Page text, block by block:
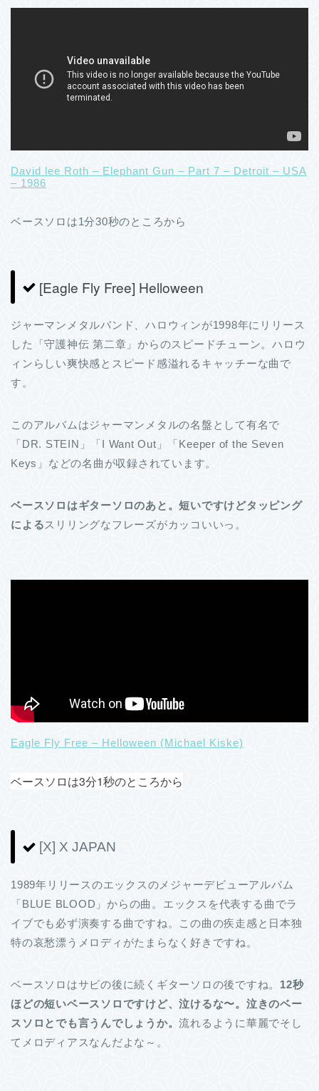
David lee Roth – Elephant Gun – Part 7 – Detroit – USA
– 1986
ベースソロは1分30秒のところから
[Eagle Fly Free] Helloween
ジャーマンメタルバンド、ハロウィンが1998年にリリース
した「守護神伝 第二章」からのスピードチューン。ハロウ
ィンらしい爽快感とスピード感溢れるキャッチーな曲で
す。
このアルバムはジャーマンメタルの名盤として有名で
「DR. STEIN」「I Want Out」「Keeper of the Seven
Keys」などの名曲が収録されています。
ベースソロはギターソロのあと。短いですけどタッピング
によるスリリングなフレーズがカッコいいっ。
Eagle Fly Free – Helloween (Michael Kiske)
ベースソロは3分1秒のところから
[X] X JAPAN
1989年リリースのエックスのメジャーデビューアルバム
「BLUE BLOOD」からの曲。エックスを代表する曲でラ
イブでも必ず演奏する曲ですね。この曲の疾走感と日本独
特の哀愁漂うメロディがたまらなく好きですね。
ベースソロはサビの後に続くギターソロの後ですね。 12秒
ほどの短いベースソロですけど、泣けるな〜。泣きのベー
スソロとでも言うんでしょうか。流れるように華麗でそし
てメロディアスなんだよな～。